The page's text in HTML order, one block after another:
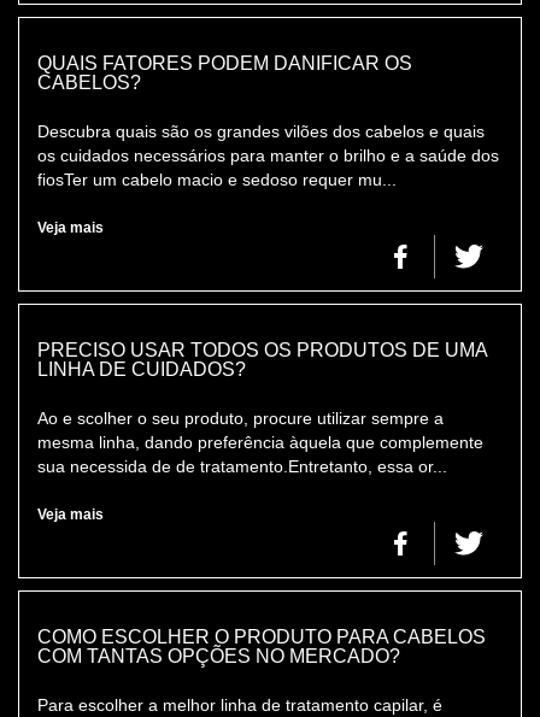
QUAIS FATORES PODEM DANIFICAR OS
CABELOS?
Descubra quais são os grandes vilões dos cabelos e quais
os cuidados necessários para manter o brilho e a saúde dos
fiosTer um cabelo macio e sedoso requer mu...
Veja mais
PRECISO USAR TODOS OS PRODUTOS DE UMA
LINHA DE CUIDADOS?
Ao e scolher o seu produto, procure utilizar sempre a
mesma linha, dando preferência àquela que complemente
sua necessida de de tratamento.Entretanto, essa or...
Veja mais
COMO ESCOLHER O PRODUTO PARA CABELOS
COM TANTAS OPÇÕES NO MERCADO?
Para escolher a melhor linha de tratamento capilar, é